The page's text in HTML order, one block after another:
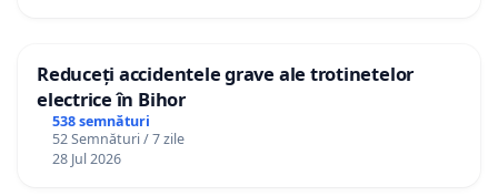
Reduceți accidentele grave ale trotinetelor
electrice în Bihor
538 semnături
52 Semnături / 7 zile
28 Jul 2026